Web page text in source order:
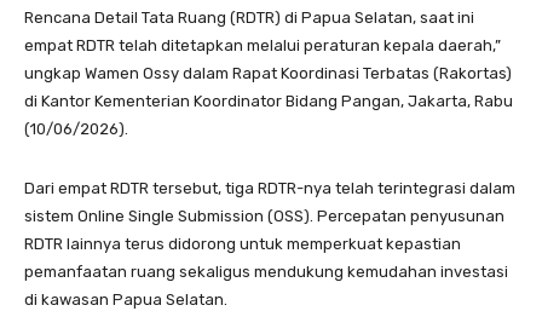
Rencana Detail Tata Ruang (RDTR) di Papua Selatan, saat ini
empat RDTR telah ditetapkan melalui peraturan kepala daerah,”
ungkap Wamen Ossy dalam Rapat Koordinasi Terbatas (Rakortas)
di Kantor Kementerian Koordinator Bidang Pangan, Jakarta, Rabu
(10/06/2026).
Dari empat RDTR tersebut, tiga RDTR-nya telah terintegrasi dalam
sistem Online Single Submission (OSS). Percepatan penyusunan
RDTR lainnya terus didorong untuk memperkuat kepastian
pemanfaatan ruang sekaligus mendukung kemudahan investasi
di kawasan Papua Selatan.